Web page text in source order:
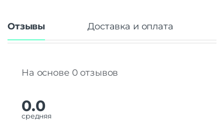
Отзывы Доставка и оплата
На основе 0 отзывов
0.0
средняя